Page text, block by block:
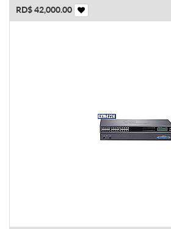
RD$42,000.00